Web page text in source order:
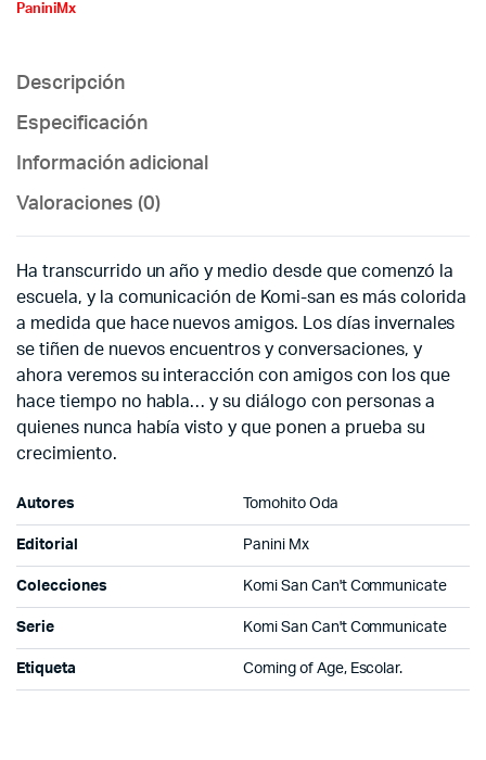
PaniniMx
Descripción
Especificación
Información adicional
Valoraciones (0)
Ha transcurrido un año y medio desde que comenzó la
escuela, y la comunicación de Komi-san es más colorida
a medida que hace nuevos amigos. Los días invernales
se tiñen de nuevos encuentros y conversaciones, y
ahora veremos su interacción con amigos con los que
hace tiempo no habla… y su diálogo con personas a
quienes nunca había visto y que ponen a prueba su
crecimiento.
Autores Tomohito Oda
Editorial Panini Mx
Colecciones Komi San Can't Communicate
Serie Komi San Can't Communicate
Etiqueta Coming of Age, Escolar.